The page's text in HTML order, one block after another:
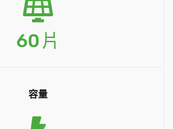
60 片
容量